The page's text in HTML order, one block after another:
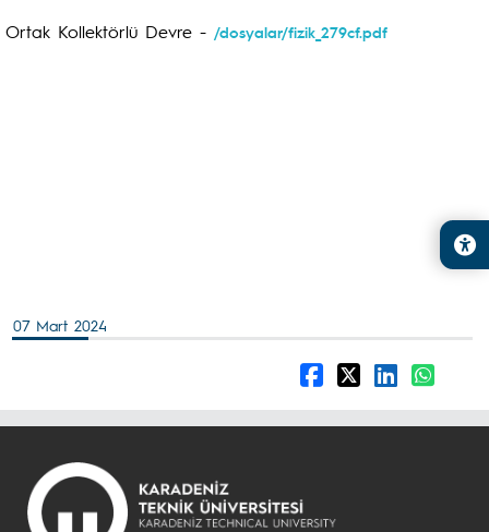
Ortak Kollektörlü Devre - /dosyalar/fizik_279cf.pdf
07 Mart 2024